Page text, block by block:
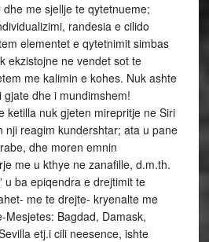
me sjellje te qytetnueme;
randesia e cilido
elementet e qytetnimit simbas
ekzistojne ne vendet sot te
me kalimin e kohes. Nuk ashte
dhe i mundimshem!
ketilla nuk gjeten mirepritje ne Siri
nji reagim kundershtar; ata u pane
dhe moren emnin
me u kthye ne zanafille, d.m.th.
u ba epiqendra e drejtimit te
me te drejte- kryenalte me
Mesjetes: Bagdad, Damask,
etj.i cili neesence, ishte